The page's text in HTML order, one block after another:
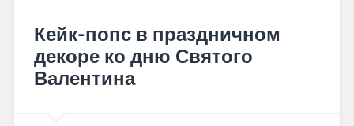
Кейк-попс в праздничном
декоре ко дню Святого
Валентина